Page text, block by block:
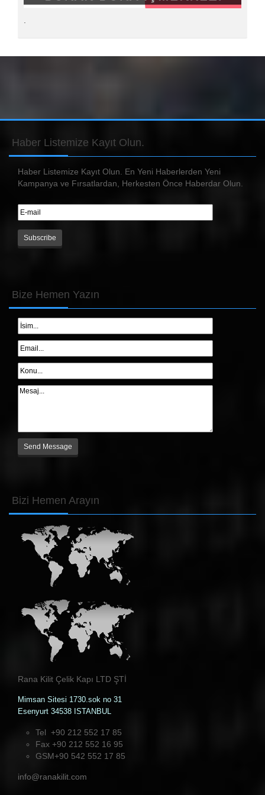
Haber Listemize Kayıt Olun.
Haber Listemize Kayıt Olun. En Yeni Haberlerden Yeni
Kampanya ve Fırsatlardan, Herkesten Önce Haberdar Olun.
Bize Hemen Yazın
Bizi Hemen Arayın
Rana Kilit Çelik Kapı LTD ŞTİ
Mimsan Sitesi 1730.sok no 31
Esenyurt 34538 ISTANBUL
Tel +90 212 552 17 85
Fax +90 212 552 16 95
GSM+90 542 552 17 85
info@ranakilit.com